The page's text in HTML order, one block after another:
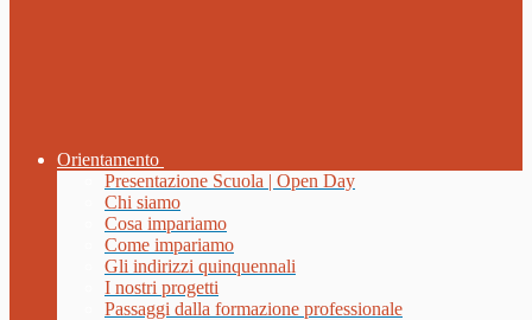
Orientamento
Presentazione Scuola | Open Day
Chi siamo
Cosa impariamo
Come impariamo
Gli indirizzi quinquennali
I nostri progetti
Passaggi dalla formazione professionale